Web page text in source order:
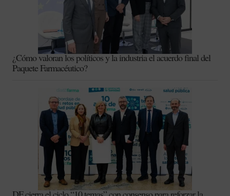
¿Cómo valoran los políticos y la industria el acuerdo final del
Paquete Farmacéutico?